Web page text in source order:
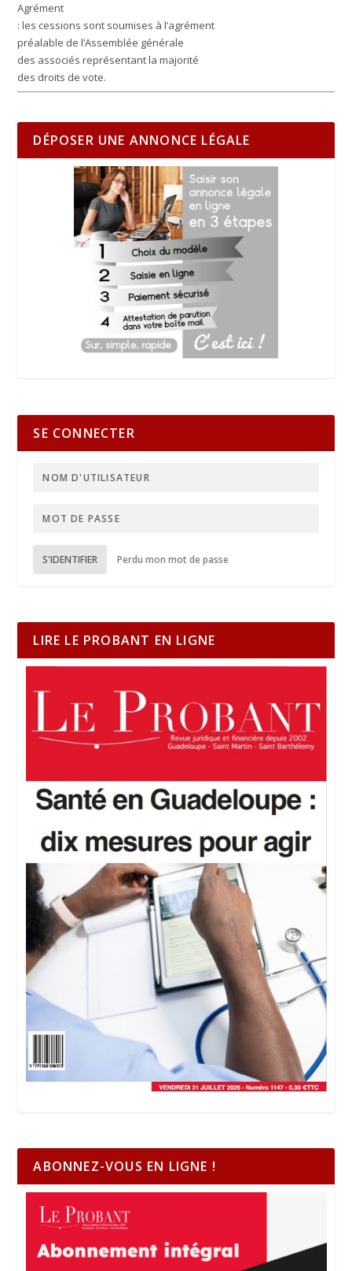
Agrément
: les cessions sont soumises à l’agrément
préalable de l’Assemblée générale
des associés représentant la majorité
des droits de vote.
DÉPOSER UNE ANNONCE LÉGALE
SE CONNECTER
S'IDENTIFIER Perdu mon mot de passe
LIRE LE PROBANT EN LIGNE
ABONNEZ-VOUS EN LIGNE !